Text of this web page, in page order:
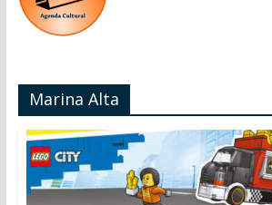
Marina Alta